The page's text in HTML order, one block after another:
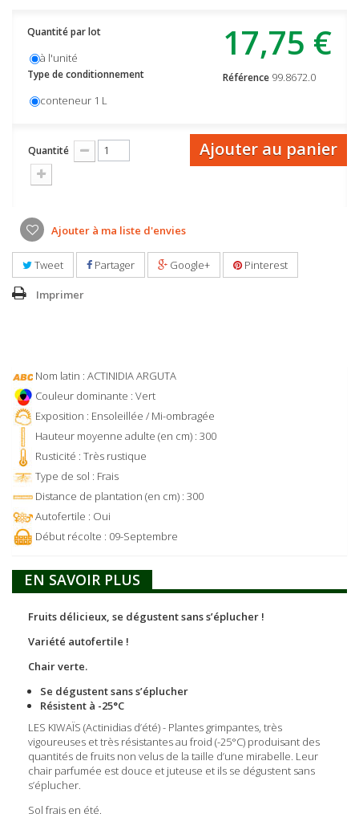
17,75 €
Référence 99.8672.0
Quantité par lot
à l'unité
Type de conditionnement
conteneur 1 L
Quantité Ajouter au panier
Ajouter à ma liste d'envies
Tweet Partager Google+ Pinterest
Imprimer
Nom latin : ACTINIDIA ARGUTA
Couleur dominante : Vert
Exposition : Ensoleillée / Mi-ombragée
Hauteur moyenne adulte (en cm) : 300
Rusticité : Très rustique
Type de sol : Frais
Distance de plantation (en cm) : 300
Autofertile : Oui
Début récolte : 09-Septembre
EN SAVOIR PLUS
Fruits délicieux, se dégustent sans s’éplucher !
Variété autofertile !
Chair verte.
Se dégustent sans s’éplucher
Résistent à -25°C
LES KIWAÏS (Actinidias d’été) - Plantes grimpantes, très
vigoureuses et très résistantes au froid (-25°C) produisant des
quantités de fruits non velus de la taille d’une mirabelle. Leur
chair parfumée est douce et juteuse et ils se dégustent sans
s’éplucher.
Sol frais en été.